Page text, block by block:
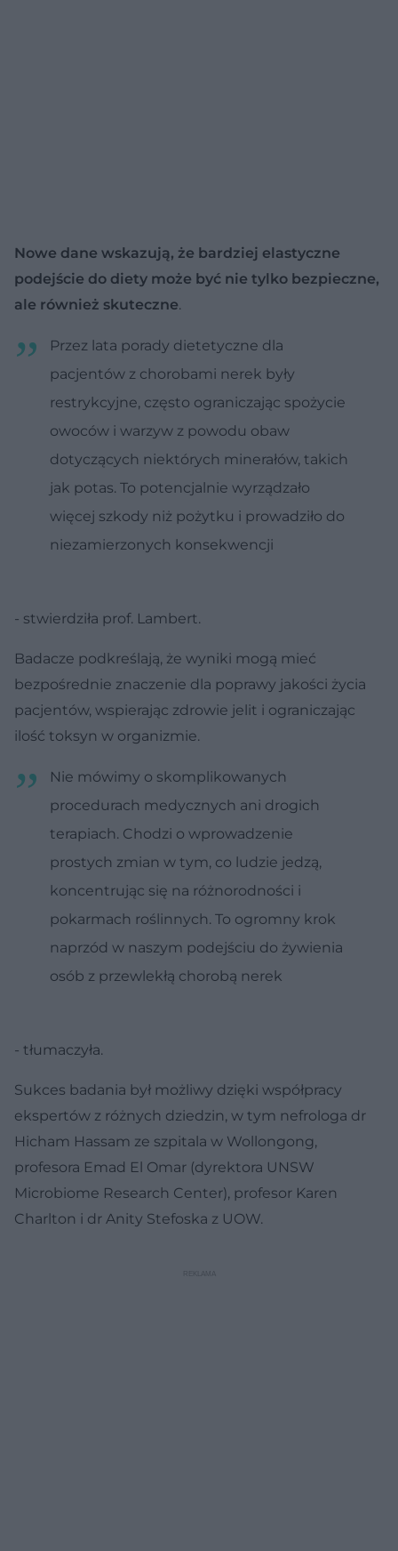
Nowe dane wskazują, że bardziej elastyczne
podejście do diety może być nie tylko bezpieczne,
ale również skuteczne.
Przez lata porady dietetyczne dla
pacjentów z chorobami nerek były
restrykcyjne, często ograniczając spożycie
owoców i warzyw z powodu obaw
dotyczących niektórych minerałów, takich
jak potas. To potencjalnie wyrządzało
więcej szkody niż pożytku i prowadziło do
niezamierzonych konsekwencji
- stwierdziła prof. Lambert.
Badacze podkreślają, że wyniki mogą mieć
bezpośrednie znaczenie dla poprawy jakości życia
pacjentów, wspierając zdrowie jelit i ograniczając
ilość toksyn w organizmie.
Nie mówimy o skomplikowanych
procedurach medycznych ani drogich
terapiach. Chodzi o wprowadzenie
prostych zmian w tym, co ludzie jedzą,
koncentrując się na różnorodności i
pokarmach roślinnych. To ogromny krok
naprzód w naszym podejściu do żywienia
osób z przewlekłą chorobą nerek
- tłumaczyła.
Sukces badania był możliwy dzięki współpracy
ekspertów z różnych dziedzin, w tym nefrologa dr
Hicham Hassam ze szpitala w Wollongong,
profesora Emad El Omar (dyrektora UNSW
Microbiome Research Center), profesor Karen
Charlton i dr Anity Stefoska z UOW.